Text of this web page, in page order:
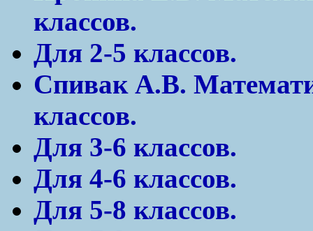
классов.
Для 2-5 классов.
Спивак А.В.
классов.
Для 3-6 классов.
Для 4-6 классов.
Для 5-8 классов.